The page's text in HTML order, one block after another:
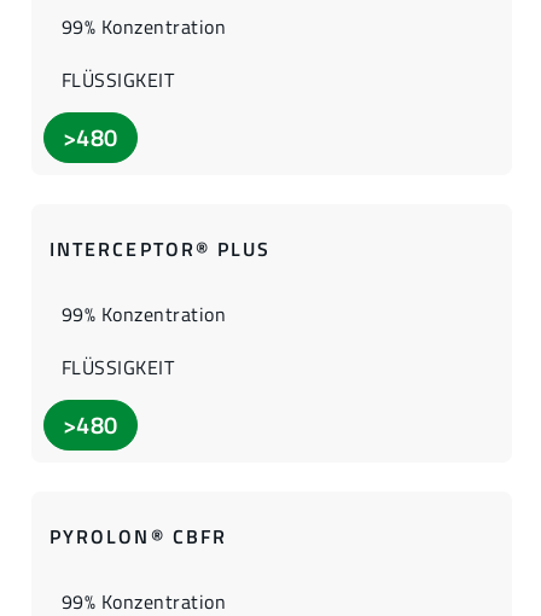
99% Konzentration
FLÜSSIGKEIT
>480
INTERCEPTOR® PLUS
99% Konzentration
FLÜSSIGKEIT
>480
PYROLON® CBFR
99% Konzentration